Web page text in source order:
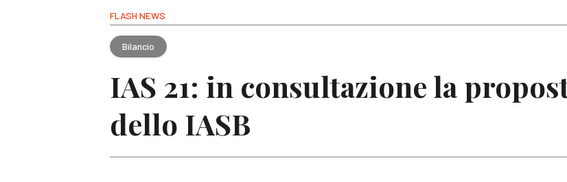
FLASH NEWS
Bilancio
IAS 21: in consultazione la
dello IASB